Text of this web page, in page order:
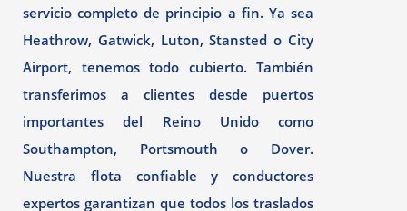
servicio completo de principio a fin. Ya sea
Heathrow, Gatwick, Luton, Stansted o City
Airport, tenemos todo cubierto. También
transferimos a clientes desde puertos
importantes del Reino Unido como
Southampton, Portsmouth o Dover.
Nuestra flota confiable y conductores
expertos garantizan que todos los traslados